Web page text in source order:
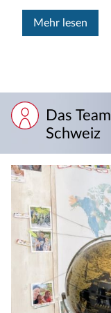
Mehr lesen
Das
Schweiz